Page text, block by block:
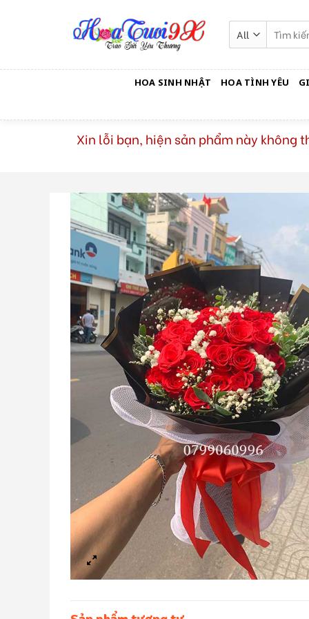
kiếm:
HOA SINH NHẬT HOA TÌNH YÊU
Xin lỗi bạn, hiện sản phẩm này không